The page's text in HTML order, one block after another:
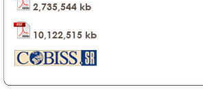
2,735,544 kb
10,122,515 kb